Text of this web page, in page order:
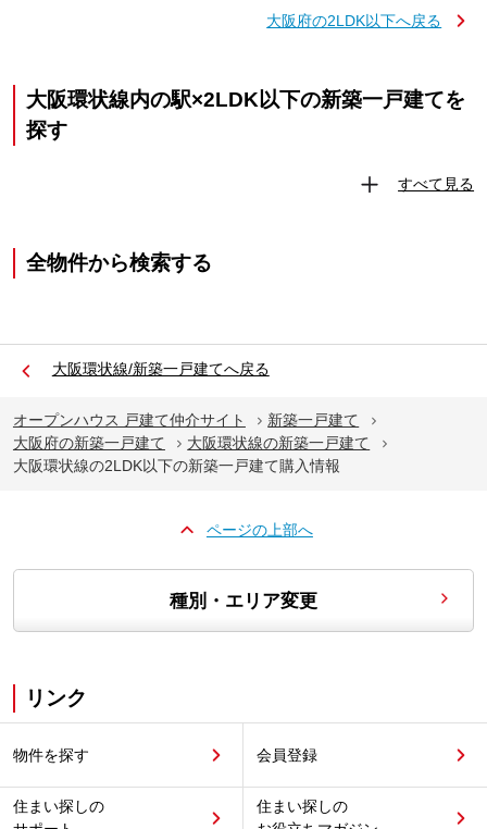
大阪府の2LDK以下へ戻る
大阪環状線内の駅×2LDK以下の新築一戸建てを
探す
すべて見る
全物件から検索する
大阪環状線/新築一戸建てへ戻る
オープンハウス 戸建て仲介サイト
新築一戸建て
大阪府の新築一戸建て
大阪環状線の新築一戸建て
大阪環状線の2LDK以下の新築一戸建て購入情報
ページの上部へ
種別・エリア変更
リンク
物件を探す 会員登録
住まい探しの
住まい探しの